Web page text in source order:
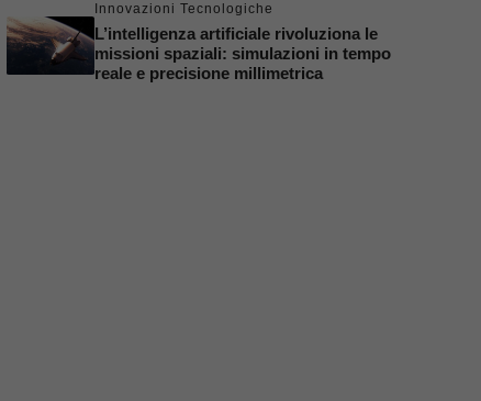
Innovazioni Tecnologiche
L’intelligenza artificiale rivoluziona le
missioni spaziali: simulazioni in tempo
reale e precisione millimetrica